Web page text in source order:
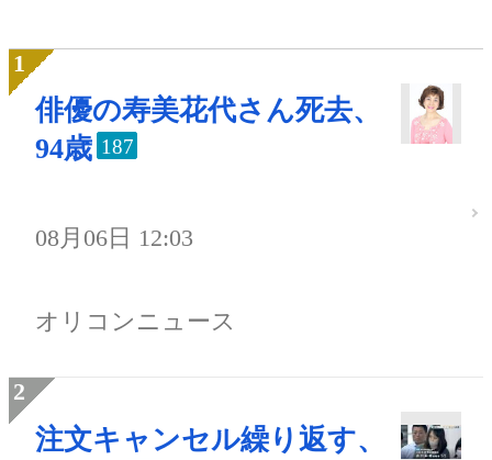
俳優の寿美花代さん死去、
94歳 187
08月06日 12:03
オリコンニュース
注文キャンセル繰り返す、